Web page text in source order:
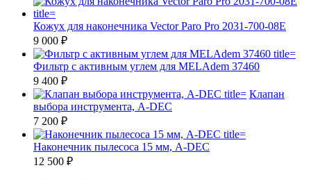
Кожух для наконечника Vector Paro Pro 2031-700-08E
9 000 ₽
Фильтр с активным углем для MELAdem 37460
9 400 ₽
Клапан
выбора инструмента, A-DEC
7 200 ₽
Наконечник пылесоса 15 мм, A-DEC
12 500 ₽